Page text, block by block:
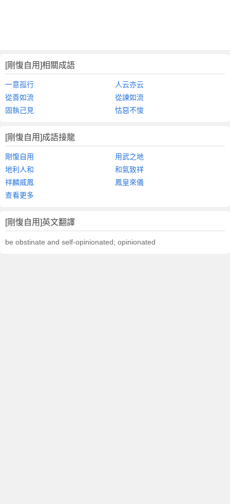
[剛愎自用]相關成語
一意孤行
人云亦云
從善如流
從諫如流
固執己見
怙惡不悛
[剛愎自用]成語接龍
剛愎自用
用武之地
地利人和
和氣致祥
祥麟威鳳
鳳皇來儀
查看更多
[剛愎自用]英文翻譯
be obstinate and self-opinionated; opinionated